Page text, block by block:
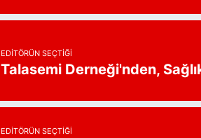
EDITÖRÜN SEÇTIĞI
Talasemi Derneği'nden,
EDITÖRÜN SEÇTIĞI